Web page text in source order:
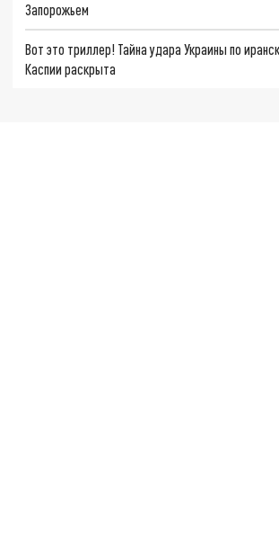
Запорожьем
Вот это триллер! Тайна удара Украины по
Каспии раскрыта